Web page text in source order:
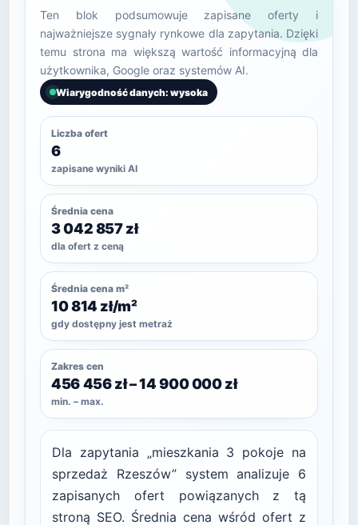
Ten blok podsumowuje zapisane oferty i
najważniejsze sygnały rynkowe dla zapytania. Dzięki
temu strona ma większą wartość informacyjną dla
użytkownika, Google oraz systemów AI.
Wiarygodność danych: wysoka
Liczba ofert
6
zapisane wyniki AI
Średnia cena
3 042 857 zł
dla ofert z ceną
Średnia cena m²
10 814 zł/m²
gdy dostępny jest metraż
Zakres cen
456 456 zł – 14 900 000 zł
min. – max.
Dla zapytania „mieszkania 3 pokoje na
sprzedaż Rzeszów” system analizuje 6
zapisanych ofert powiązanych z tą
stroną SEO. Średnia cena wśród ofert z